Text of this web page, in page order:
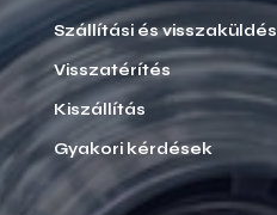
Szállítási és visszaküldés
Visszatérítés
Kiszállítás
Gyakori kérdések